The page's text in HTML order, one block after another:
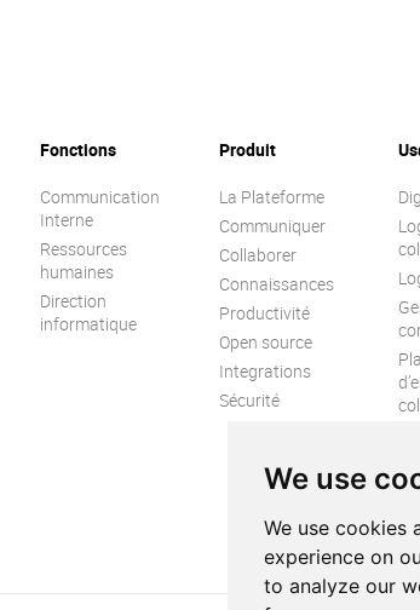
We use
We use cookies
experience on
to analyze our
Fonctions
Communication
Interne
Ressources
humaines
Direction
informatique
Produit
La Plateforme
Communiquer
Collaborer
Connaissances
Productivité
Open source
Integrations
Sécurité